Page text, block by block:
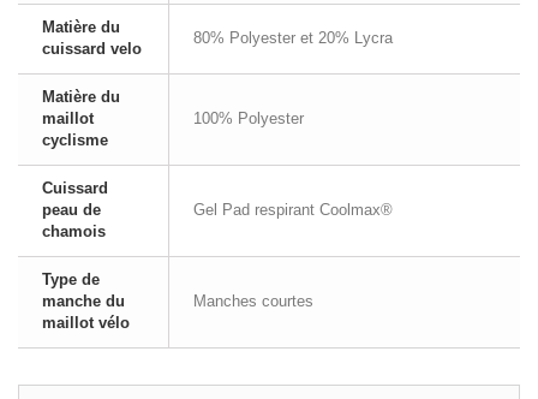
Matière du
cuissard velo
80% Polyester et 20% Lycra
Matière du
maillot
cyclisme
100% Polyester
Cuissard
peau de
chamois
Gel Pad respirant Coolmax®
Type de
manche du
maillot vélo
Manches courtes